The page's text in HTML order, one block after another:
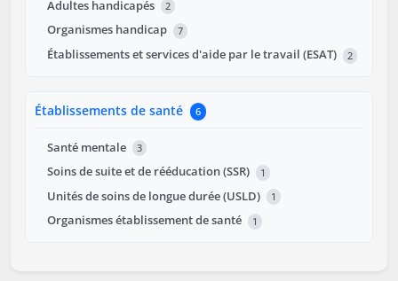
Adultes handicapés 2
Organismes handicap 7
Établissements et services d'aide par le travail (ESAT) 2
Établissements de santé 6
Santé mentale 3
Soins de suite et de rééducation (SSR) 1
Unités de soins de longue durée (USLD) 1
Organismes établissement de santé 1